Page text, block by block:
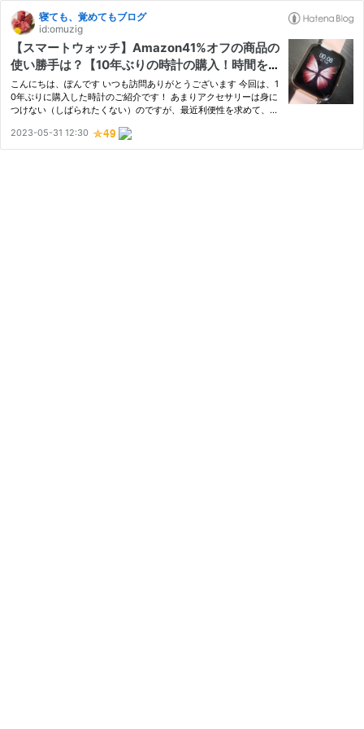
寝ても、覚めてもブログ
id:omuzig
【スマートウォッチ】Amazon41%オフの商品の
使い勝手は？【10年ぶりの時計の購入！時間を見
方につけてスマートライフ】開封・商品レビュー
こんにちは、ぽんです いつも訪問ありがとうございます 今回は、1
0年ぶりに購入した時計のご紹介です！ あまりアクセサリーは身に
つけない（しばられたくない）のですが、最近利便性を求めて、時
たり、リビングに時計がないためにテレビを時計代わりにしてい…
2023-05-31 12:30